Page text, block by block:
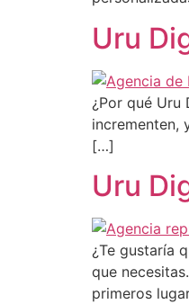
Uru
¿Por qué
incrementen,
[…]
Uru
¿Te gustaría
que
primeros